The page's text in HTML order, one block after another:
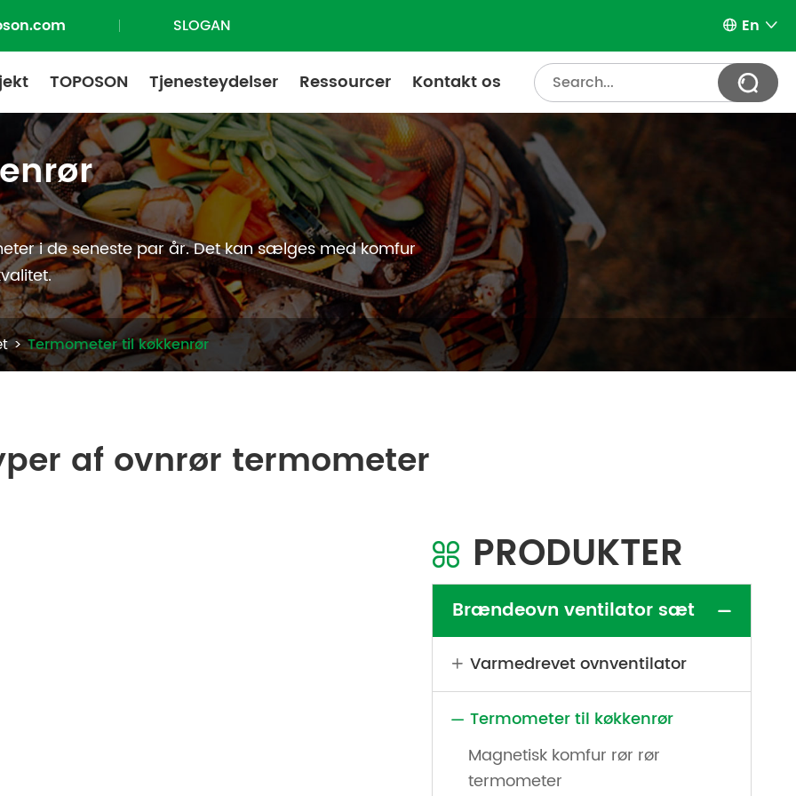
SLOGAN  En 
TOPOSON Tjenesteydelser Ressourcer Kontakt os 
i de seneste par år. Det kan sælges med komfur
Termometer til køkkenrør
af ovnrør termometer
 PRODUKTER
Brændeovn ventilator sæt 
 Varmedrevet ovnventilator
 Termometer til køkkenrør
Magnetisk komfur rør rør
termometer